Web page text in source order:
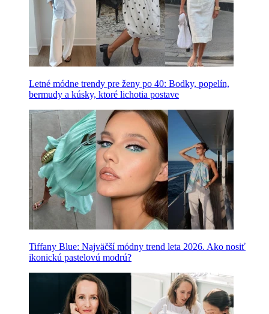
Letné módne trendy pre ženy po 40: Bodky, popelín,
bermudy a kúsky, ktoré lichotia postave
Tiffany Blue: Najväčší módny trend leta 2026. Ako nosiť
ikonickú pastelovú modrú?